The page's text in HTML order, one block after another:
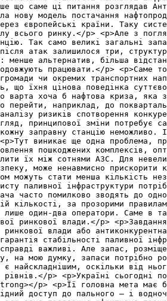
що саме ці питання розглядав
нову модель постачання
європейські країни. Таку
всього ринку.</p> <p>Але з
Так само великі загальні
атак залишилося три,
менше альтернатив, більша
працювати.</p> <p>Саме
чи окремих транспортних
що їхня цінова поведінка
варта хоча б нафтова криза, яка
перейти, наприклад, до
ризиків спотворення
принципової зміни потребує
заправну станцію
виникає ще одна проблема,
пошкоджених комплексів,
їх між сотнями АЗС. Для
може ненавмисно
можуть стати менша кількість
паливної інфраструктури
часто помилково зводять до
кількості, за прозорими
лише один-два оператори. Саме в
ринкової влади.</p>
ринкової влади або
стабільності паливної
важливі. Але запас,
на мою думку, запаси потрібно
найскладнішим, оскільки від
p> <p>Україні сьогодні
p> <p>Її головна мета має
доступ до пального — і